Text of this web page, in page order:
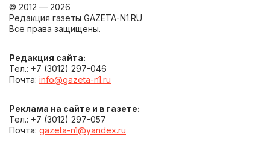
© 2012 — 2026
Редакция газеты GAZETA-N1.RU
Все права защищены.
Редакция сайта:
Тел.: +7 (3012) 297-046
Почта: info@gazeta-n1.ru
Реклама на сайте и в газете:
Тел.: +7 (3012) 297-057
Почта: gazeta-n1@yandex.ru